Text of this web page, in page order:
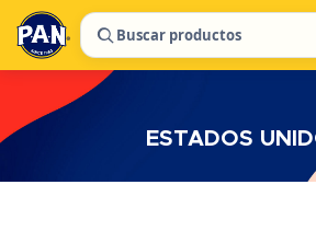
Buscar productos
ESTADOS